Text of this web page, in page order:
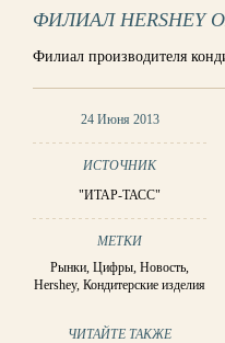
ФИЛИАЛ
Филиал производителя
24 Июня 2013
ИСТОЧНИК
"ИТАР-ТАСС"
МЕТКИ
Рынки,Цифры,Новость,
Hershey,Кондитерские изделия
ЧИТАЙТЕ ТАКЖЕ